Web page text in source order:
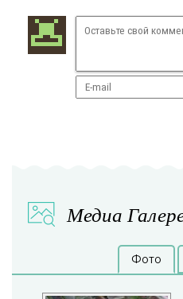
Медиа
Фото